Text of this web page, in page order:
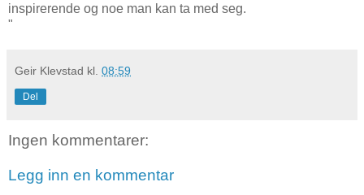
inspirerende og noe man kan ta med seg.
"
Geir Klevstad kl. 08:59
Del
Ingen kommentarer:
Legg inn en kommentar